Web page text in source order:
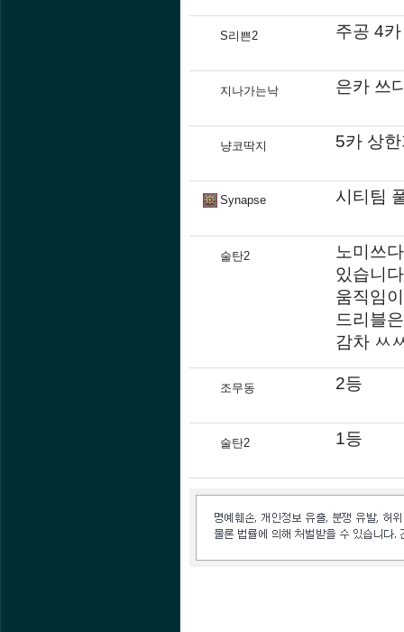
S리쁜2 주공 4
지나가는낙 은카 쓰
냥코딱지 5카 상
Synapse 시티팀
술탄2
노미쓰
있습니다
움직임
드리블
감차 ㅆ
조무동 2등
술탄2 1등